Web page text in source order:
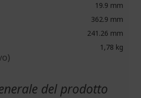
19.9 mm
362.9 mm
241.26 mm
1,78 kg
del prodotto